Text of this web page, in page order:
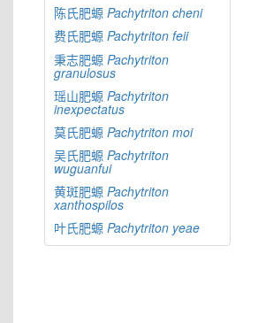
陈氏肥螈 Pachytriton cheni
费氏肥螈 Pachytriton feii
秉志肥螈 Pachytriton
granulosus
瑶山肥螈 Pachytriton
inexpectatus
莫氏肥螈 Pachytriton moi
吴氏肥螈 Pachytriton
wuguanfui
黄斑肥螈 Pachytriton
xanthospilos
叶氏肥螈 Pachytriton yeae